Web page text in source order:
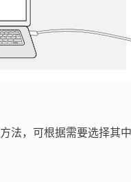
法，可根据需要选择其中